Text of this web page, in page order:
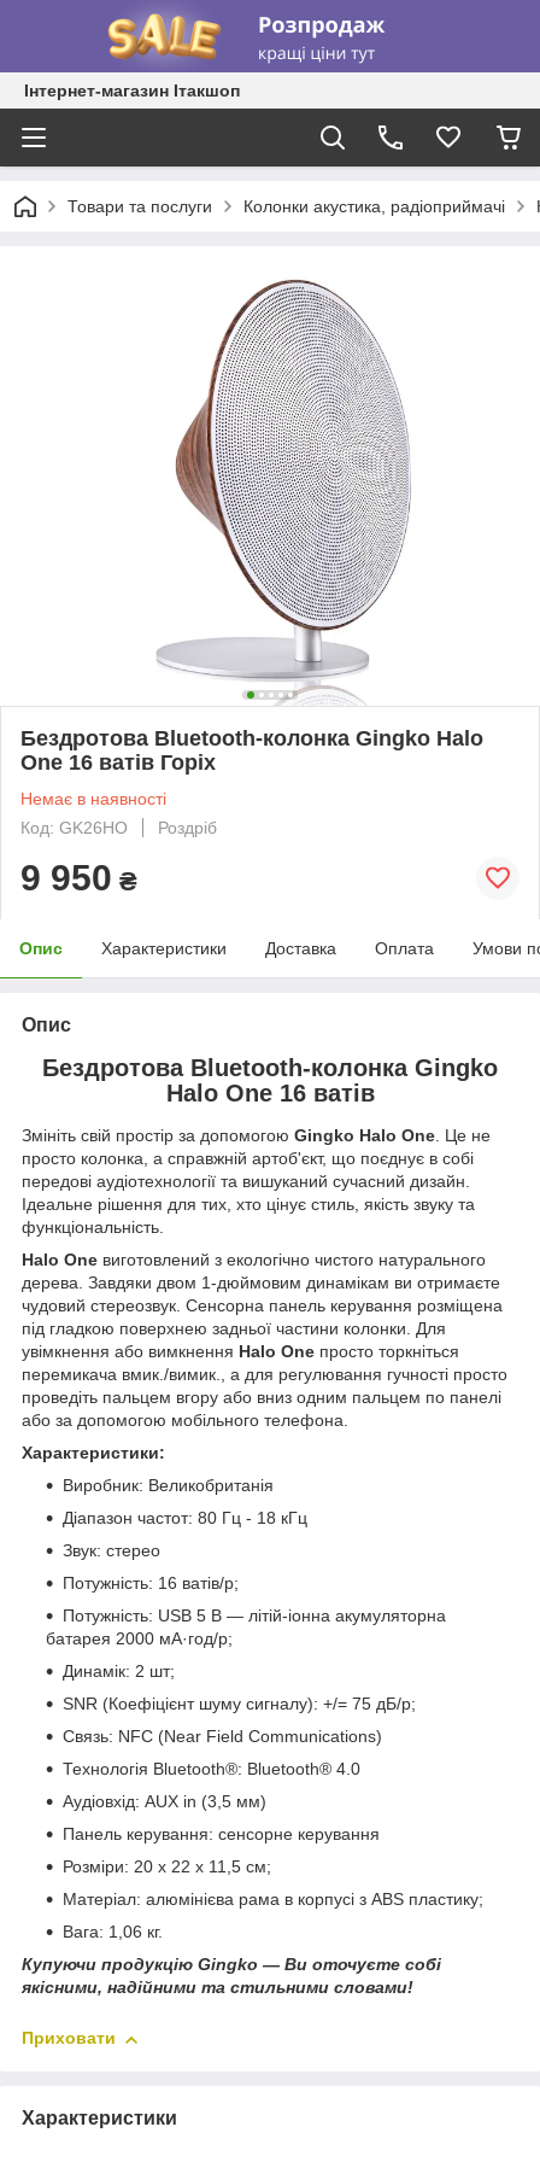
Інтернет-магазин Ітакшоп
Товари та послуги Колонки акустика, радіоприймачі
Бездротова Bluetooth-колонка Gingko Halo
One 16 ватів Горіх
Немає в наявності
Код: GK26HO
Роздріб
9 950 ₴
Опис Характеристики Доставка Оплата Умови
Опис
Бездротова Bluetooth-колонка Gingko
Halo One 16 ватів
Змініть свій простір за допомогою Gingko Halo One. Це не
просто колонка, а справжній артоб'єкт, що поєднує в собі
передові аудіотехнології та вишуканий сучасний дизайн.
Ідеальне рішення для тих, хто цінує стиль, якість звуку та
функціональність.
Halo One виготовлений з екологічно чистого натурального
дерева. Завдяки двом 1-дюймовим динамікам ви отримаєте
чудовий стереозвук. Сенсорна панель керування розміщена
під гладкою поверхнею задньої частини колонки. Для
увімкнення або вимкнення Halo One просто торкніться
перемикача вмик./вимик., а для регулювання гучності просто
проведіть пальцем вгору або вниз одним пальцем по панелі
або за допомогою мобільного телефона.
Характеристики:
Виробник: Великобританія
Діапазон частот: 80 Гц - 18 кГц
Звук: стерео
Потужність: 16 ватів/p;
Потужність: USB 5 В — літій-іонна акумуляторна
батарея 2000 мА·год/p;
Динамік: 2 шт;
SNR (Коефіцієнт шуму сигналу): +/= 75 дБ/p;
Связь: NFC (Near Field Communications)
Технологія Bluetooth®: Bluetooth® 4.0
Аудіовхід: AUX in (3,5 мм)
Панель керування: сенсорне керування
Розміри: 20 х 22 х 11,5 см;
Матеріал: алюмінієва рама в корпусі з ABS пластику;
Вага: 1,06 кг.
Купуючи продукцію Gingko — Ви оточуєте собі
якісними, надійними та стильними словами!
Приховати
Характеристики